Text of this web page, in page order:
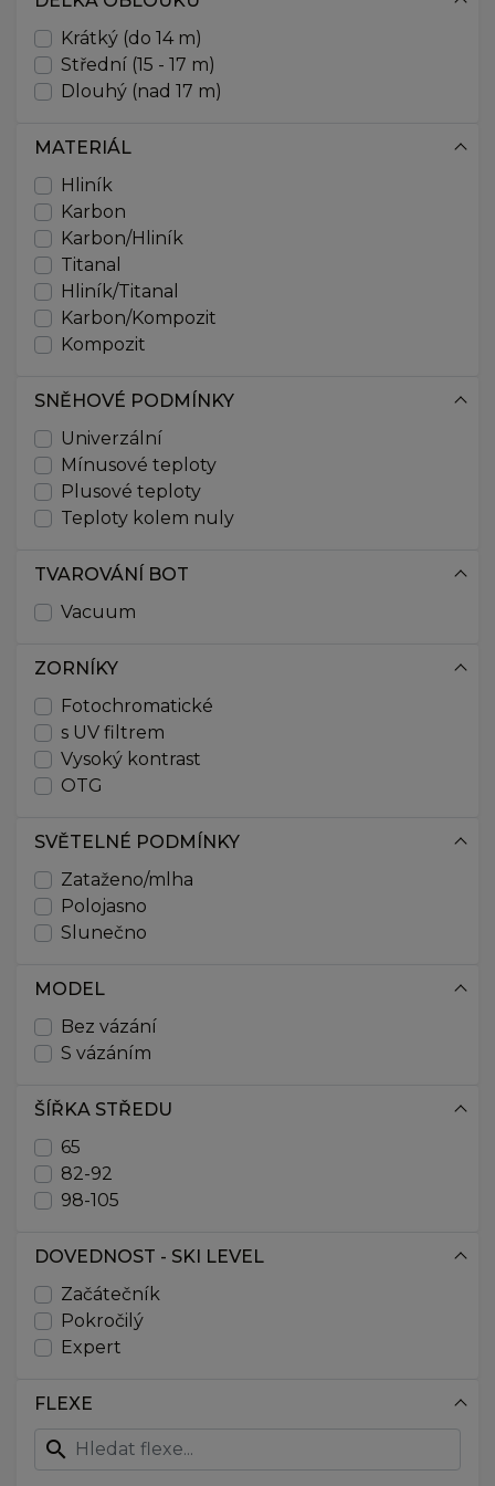
70
75
80
91
95
100
101
104
105
110
111
116
117
120
121
125
127
130
131
133
135
137
137,5
138
141
142
142,5
143
146
147,5
148
150
151
152
152,5
155
157
157,5
158
160
161
162
Krátký (do 14 m)
Střední (15 - 17 m)
Dlouhý (nad 17 m)
MATERIÁL
Hliník
Karbon
Karbon/Hliník
Titanal
Hliník/Titanal
Karbon/Kompozit
Kompozit
SNĚHOVÉ PODMÍNKY
Univerzální
Mínusové teploty
Plusové teploty
Teploty kolem nuly
TVAROVÁNÍ BOT
Vacuum
ZORNÍKY
Fotochromatické
s UV filtrem
Vysoký kontrast
OTG
SVĚTELNÉ PODMÍNKY
Zataženo/mlha
Polojasno
Slunečno
MODEL
Bez vázání
S vázáním
ŠÍŘKA STŘEDU
65
82-92
98-105
DOVEDNOST - SKI LEVEL
Začátečník
Pokročilý
Expert
FLEXE
search